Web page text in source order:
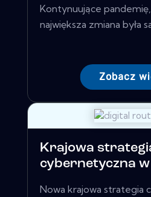
Kontynuujące
największa zmiana była
Zobacz
Krajowa
cybernetyczna w
Nowa krajowa strategia